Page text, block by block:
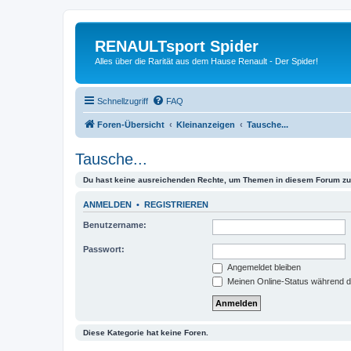
RENAULTsport Spider
Alles über die Rarität aus dem Hause Renault - Der Spider!
Schnellzugriff FAQ
Foren-Übersicht Kleinanzeigen Tausche...
Tausche...
Du hast keine ausreichenden Rechte, um Themen in diesem Forum
ANMELDEN • REGISTRIEREN
Benutzername:
Passwort:
Angemeldet bleiben
Meinen Online-Status während
Diese Kategorie hat keine Foren.